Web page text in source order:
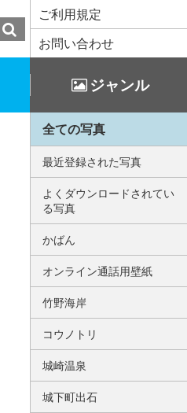
ご利用規定
お問い合わせ
ジャンル
全ての写真
最近登録された写真
よくダウンロードされてい
る写真
かばん
オンライン通話用壁紙
竹野海岸
コウノトリ
城崎温泉
城下町出石